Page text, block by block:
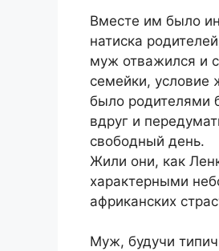
Bместе им было
натиска
муж отважился и
семейки, условие
было родителями
вдруг и
свободный день.
Жили они, как
характерными
африканских
Муж, будучи